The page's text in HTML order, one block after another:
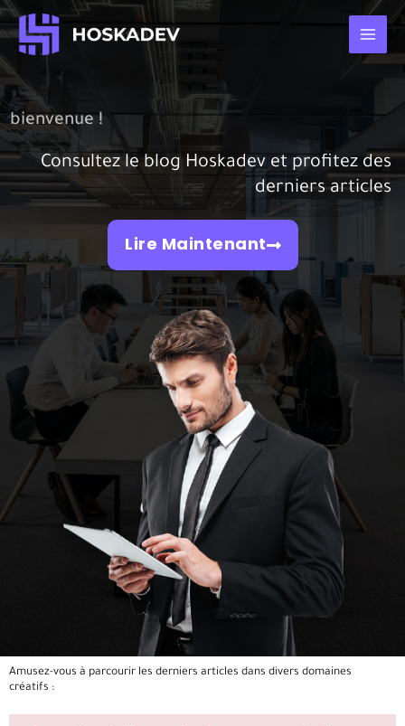
Aller
au
contenu
Main
bienvenue !
Consultez le blog Hoskadev et profitez des
derniers articles
Lire Maintenant
Amusez-vous à parcourir les derniers articles dans divers domaines
créatifs :